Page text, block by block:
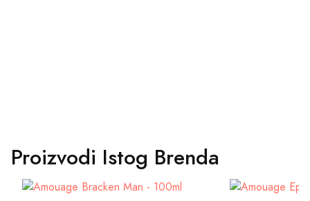
Proizvodi Istog Brenda